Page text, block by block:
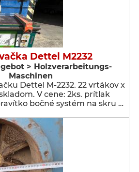
Dettel M2232
> Holzverarbeitungs-
Maschinen
Dettel M-2232. 22 vrtákov x
V cene: 2ks. prítlak
bočné systém na skru …